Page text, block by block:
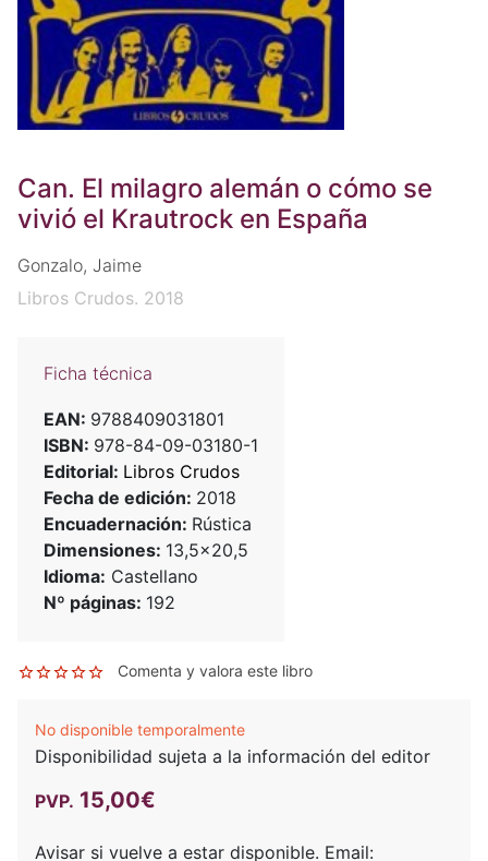
Can. El milagro alemán o cómo se
vivió el Krautrock en España
Gonzalo, Jaime
Libros Crudos. 2018
Ficha técnica
EAN: 9788409031801
ISBN: 978-84-09-03180-1
Editorial: Libros Crudos
Fecha de edición: 2018
Encuadernación: Rústica
Dimensiones: 13,5x20,5
Idioma: Castellano
Nº páginas: 192
Comenta y valora este libro
No disponible temporalmente
Disponibilidad sujeta a la información del editor
PVP. 15,00€
Avisar si vuelve a estar disponible. Email: